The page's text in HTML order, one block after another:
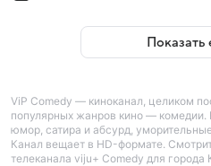
Показать
ViP Comedy — киноканал, целиком
популярных жанров кино — комедии.
юмор, сатира и абсурд,
Канал вещает в HD-формате.
телеканала viju+ Comedy для города